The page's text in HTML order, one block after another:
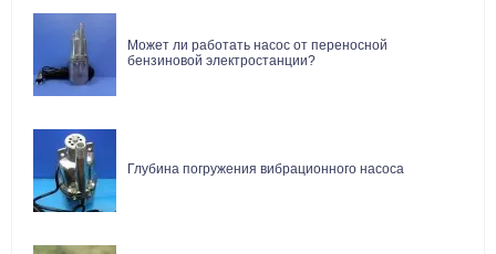
Может ли работать насос от переносной
бензиновой электростанции?
Глубина погружения вибрационного насоса